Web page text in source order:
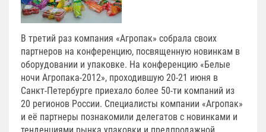
В третий раз компания «Агропак» собрала своих
партнеров на конференцию, посвященную новинкам в
оборудовании и упаковке. На конференцию «Белые
ночи Агропака-2012», проходившую 20-21 июня в
Санкт-Петербурге приехало более 50-ти компаний из
20 регионов России. Специалисты компании «Агропак»
и её партнеры познакомили делегатов с новинками и